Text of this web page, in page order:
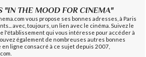
"IN THE MOOD FOR CINEMA"
vous propose ses bonnes adresses, à Paris
avec, toujours, un lien avec le cinéma. Suivez le
l'établissement qui vous intéresse pour accéder à
également de nombreuses autres bonnes
en ligne consacré à ce sujet depuis 2007,